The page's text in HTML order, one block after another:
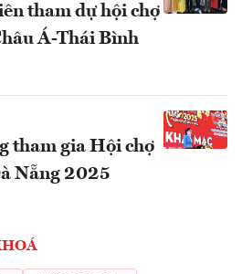
tham dự hội chợ
Á-Thái Bình
tham gia Hội chợ
Nẵng 2025